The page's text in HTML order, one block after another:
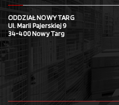
ODDZIAŁ NOWY TARG
Ul. Marii Pajerskiej 9
34-400 Nowy Targ